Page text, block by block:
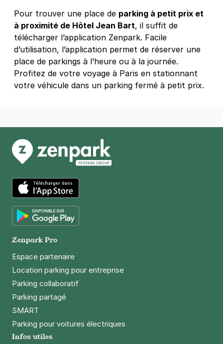
Réserver
Pour trouver une place de parking à petit prix et
à proximité de Hôtel Jean Bart, il suffit de
télécharger l’application Zenpark. Facile
d’utilisation, l’application permet de réserver une
place de parkings à l’heure ou à la journée.
Profitez de votre voyage à Paris en stationnant
votre véhicule dans un parking fermé à petit prix.
App Store
Zenpark Pro
Espace partenaire
Location parking pour entreprise
Parking collaboratif
Parking partagé
SMART
Parking pour voitures électriques
Infos utiles